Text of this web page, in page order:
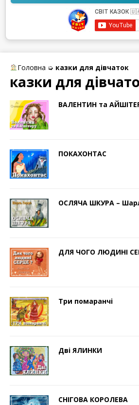
Головна ➭ казки для дівчаток
казки для
ВАЛЕНТИН та
ПОКАХОНТАС
ОСЛЯЧА ШКУРА –
ДЛЯ ЧОГО ЛЮДИНІ
Три помаранчі
Дві ЯЛИНКИ
СНІГОВА КОРОЛЕВА